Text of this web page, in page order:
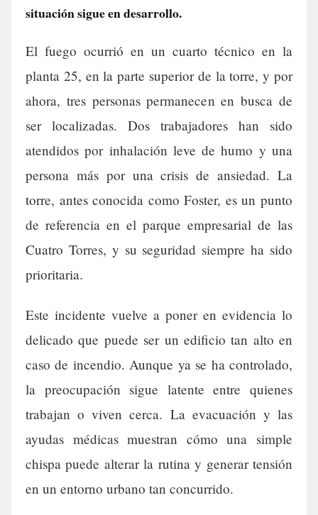
situación sigue en desarrollo.
El fuego ocurrió en un cuarto técnico en la
planta 25, en la parte superior de la torre, y por
ahora, tres personas permanecen en busca de
ser localizadas. Dos trabajadores han sido
atendidos por inhalación leve de humo y una
persona más por una crisis de ansiedad. La
torre, antes conocida como Foster, es un punto
de referencia en el parque empresarial de las
Cuatro Torres, y su seguridad siempre ha sido
prioritaria.
Este incidente vuelve a poner en evidencia lo
delicado que puede ser un edificio tan alto en
caso de incendio. Aunque ya se ha controlado,
la preocupación sigue latente entre quienes
trabajan o viven cerca. La evacuación y las
ayudas médicas muestran cómo una simple
chispa puede alterar la rutina y generar tensión
en un entorno urbano tan concurrido.